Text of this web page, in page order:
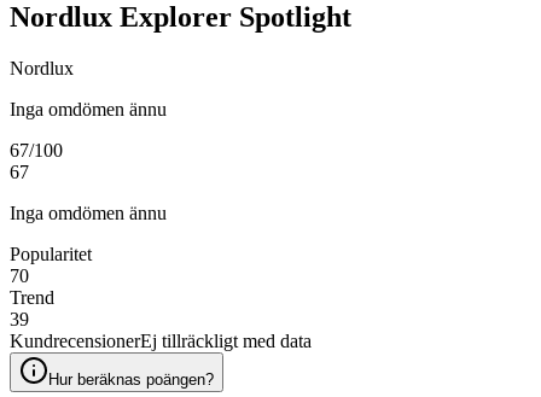
Nordlux Explorer Spotlight
Nordlux
Inga omdömen ännu
67/100
67
Inga omdömen ännu
Popularitet
70
Trend
39
KundrecensionerEj tillräckligt med data
Hur beräknas poängen?